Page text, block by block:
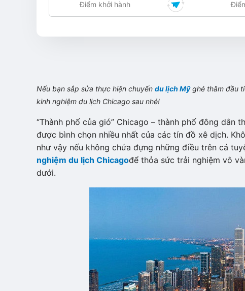
Nếu bạn sắp sửa thực hiện chuyến du lịch Mỹghé thăm đầu
kinh nghiệm du lịch Chicago sau nhé!
“Thành phố của gió” Chicago – thành phố đông
được bình chọn nhiều nhất của các tín đồ xê dịch.
như vậy nếu không chứa đựng những điều trên cả
nghiệm du lịch Chicagođể thỏa sức trải nghiệm vô
dưới.